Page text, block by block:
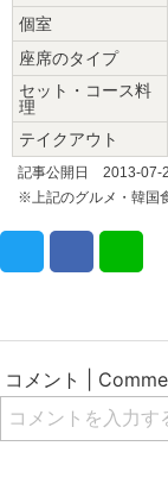
個室
座席のタイプ
セット・コース料
理
テイクアウト
記事公開日 2013-
※上記のグルメ・韓国